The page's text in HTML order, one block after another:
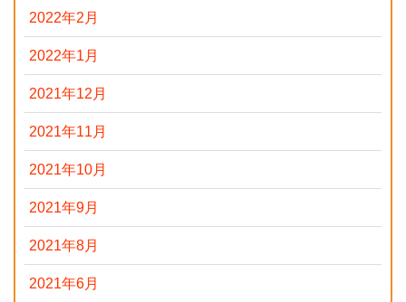
2022年2月
2022年1月
2021年12月
2021年11月
2021年10月
2021年9月
2021年8月
2021年6月